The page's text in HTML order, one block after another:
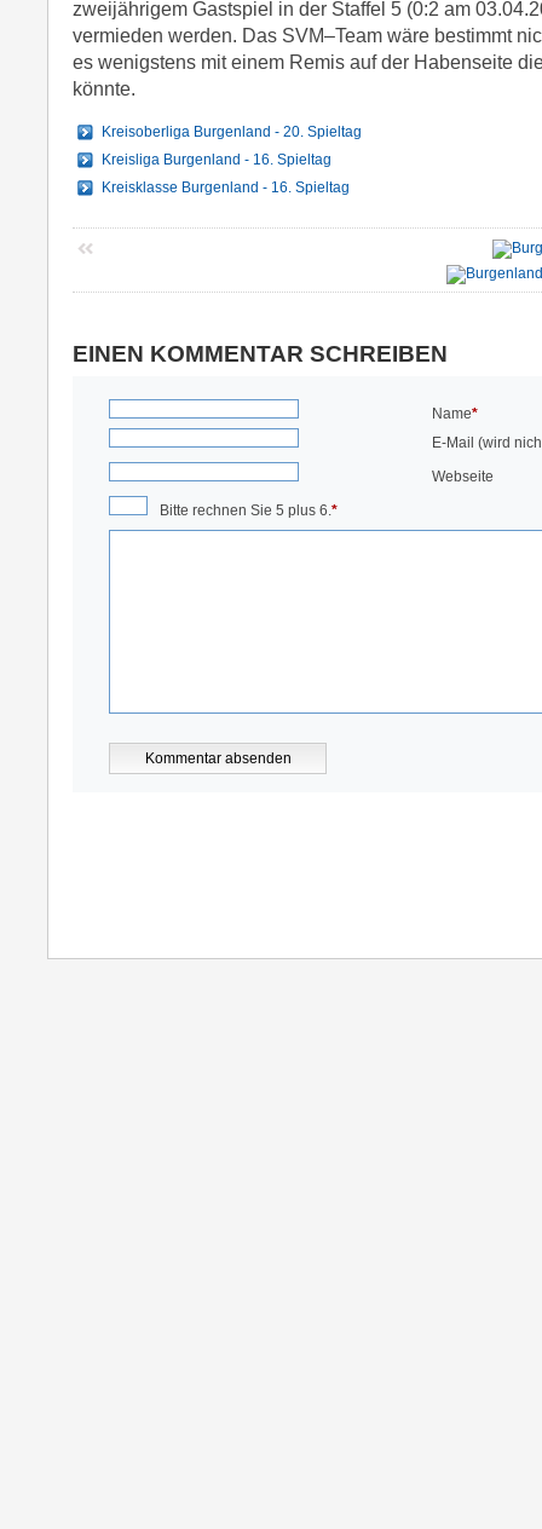
zweijährigem Gastspiel in der Staffel 5 (0:2 am
vermieden werden. Das SVM–Team wäre bestimmt
es wenigstens mit einem Remis auf der Habenseite
könnte.
Kreisoberliga Burgenland - 20. Spieltag
Kreisliga Burgenland - 16. Spieltag
Kreisklasse Burgenland - 16. Spieltag
EINEN KOMMENTAR SCHREIBEN
Name*
E-Mail (wird
Webseite
Bitte rechnen Sie 5 plus 6. *